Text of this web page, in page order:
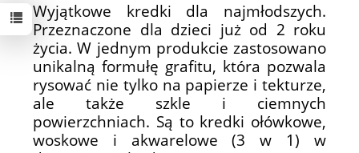
Wyjątkowe kredki dla najmłodszych.
Przeznaczone dla dzieci już od 2 roku
życia. W jednym produkcie zastosowano
unikalną formułę grafitu, która pozwala
rysować nie tylko na papierze i tekturze,
ale także szkle i ciemnych
powierzchniach. Są to kredki ołówkowe,
woskowe i akwarelowe (3 w 1) w